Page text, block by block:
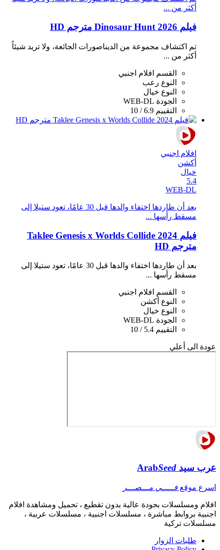
أكثر من ...
فيلم Dinosaur Hunt 2026 مترجم HD
تم اكتشاف مجموعة من الديناصورات الجائعة، ولا تريد شيئاً
أكثر من ...
القسم
افلام اجنبي
النوع رعب
النوع خيال
الجودة WEB-DL
التقييم 6.9 / 10
افلام اجنبي
أكشن
خيال
5.4
WEB-DL
بعد أن طاردها اختفاء والدها قبل 30 عامًا، تعود ستيلا إلى
مسقط رأسها ...
فيلم Taklee Genesis x Worlds Collide 2024
مترجم HD
بعد أن طاردها اختفاء والدها قبل 30 عامًا، تعود ستيلا إلى
مسقط رأسها ...
القسم
افلام اجنبي
النوع أكشن
النوع خيال
الجودة WEB-DL
التقييم 5.4 / 10
عودة الى أعلي
عرب سيد ArabSeed
اسرع موقع فـــــي مـــصـــر
افلام ومسلسلات بجودة عالية بدون تقطيع ، تحميل ومشاهدة افلام
اجنبية بروابط مباشرة ، مسلسلات اجنبية ، مسلسلات عربية ،
مسلسلات تركية
طلبات الزوار